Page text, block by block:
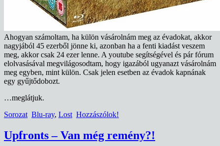
Ahogyan számoltam, ha külön vásárolnám meg az évadokat, akkor
nagyjából 45 ezerből jönne ki, azonban ha a fenti kiadást veszem
meg, akkor csak 24 ezer lenne. A youtube segítségével és pár fórum
elolvasásával megvilágosodtam, hogy igazából ugyanazt vásárolnám
meg egyben, mint külön. Csak jelen esetben az évadok kapnának
egy gyűjtődobozt.
…meglátjuk.
Sorozat Blu-ray, Lost Hozzászólok!
Upfronts – Van még remény?!